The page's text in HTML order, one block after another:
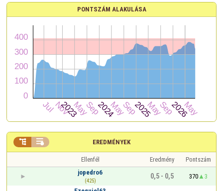
PONTSZÁM ALAKULÁSA
EREDMÉNYEK
 
Ellenfél Eredmény
Pontszám
jopedro6
(425)
0,5 - 0,5 370
3